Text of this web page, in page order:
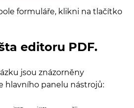
formuláře, klikni na tlačítko
editoru PDF.
jsou znázorněny
hlavního panelu nástrojů: